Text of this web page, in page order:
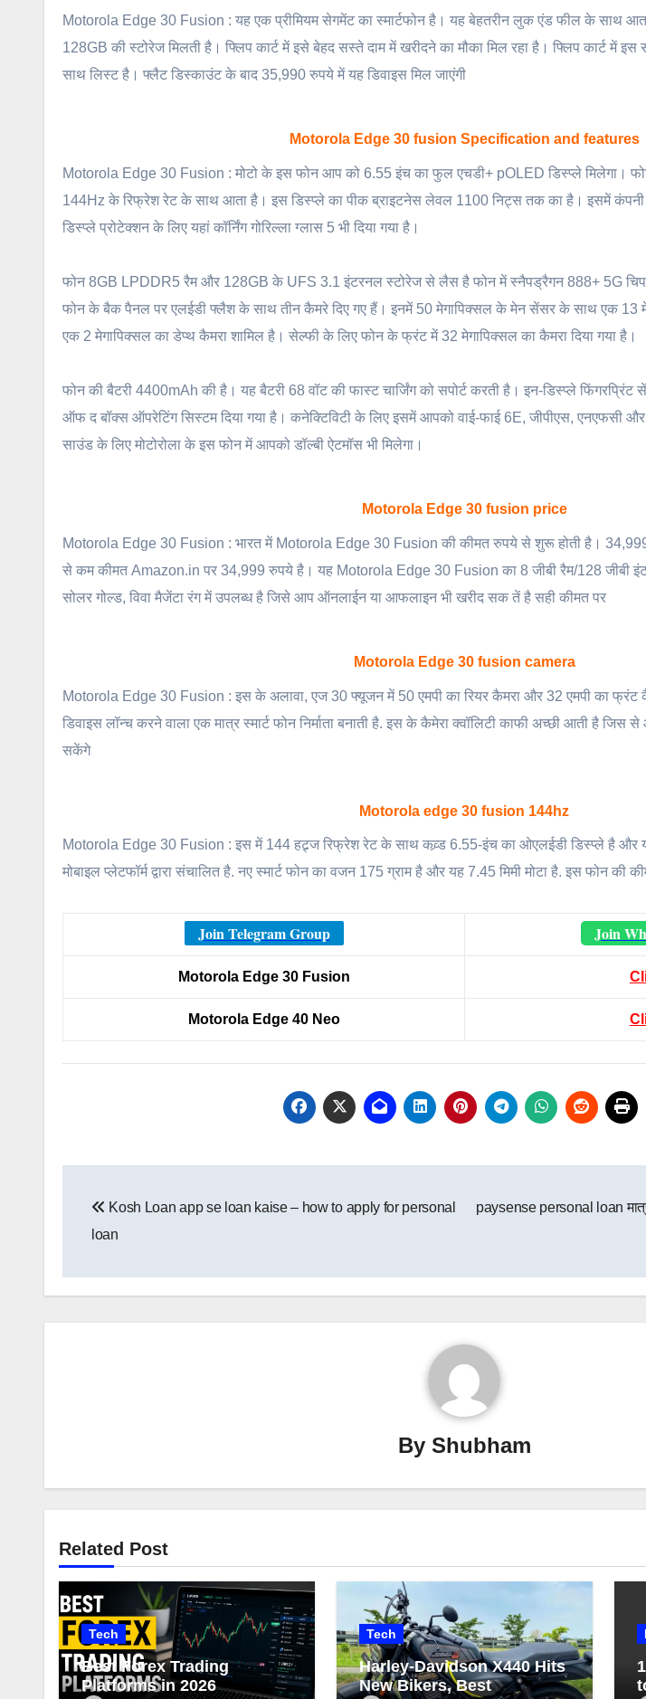
Motorola Edge 30 Fusion : यह एक प्रीमियम सेगमेंट का स्मार्टफोन है। यह बेहतरीन लुक एंड फील के साथ
128GB की स्टोरेज मिलती है। फ्लिप कार्ट में इसे बेहद सस्ते दाम में खरीदने का मौका मिल रहा है। फ्लिप कार्ट में
साथ लिस्ट है। फ्लैट डिस्काउंट के बाद 35,990 रुपये में यह डिवाइस मिल जाएंगी
Motorola Edge 30 fusion Specification and features
Motorola Edge 30 Fusion : मोटो के इस फोन आप को 6.55 इंच का फुल एचडी+ pOLED डिस्प्ले मिलेगा।
144Hz के रिफ्रेश रेट के साथ आता है। इस डिस्प्ले का पीक ब्राइटनेस लेवल 1100 निट्स तक का है। इसमें कंपनी
डिस्प्ले प्रोटेक्शन के लिए यहां कॉर्निंग गोरिल्ला ग्लास 5 भी दिया गया है।
फोन 8GB LPDDR5 रैम और 128GB के UFS 3.1 इंटरनल स्टोरेज से लैस है फोन में स्नैपड्रैगन 888+ 5G
फोन के बैक पैनल पर एलईडी फ्लैश के साथ तीन कैमरे दिए गए हैं। इनमें 50 मेगापिक्सल के मेन सेंसर के साथ एक 13
एक 2 मेगापिक्सल का डेप्थ कैमरा शामिल है। सेल्फी के लिए फोन के फ्रंट में 32 मेगापिक्सल का कैमरा दिया गया है।
फोन की बैटरी 4400mAh की है। यह बैटरी 68 वॉट की फास्ट चार्जिंग को सपोर्ट करती है। इन-डिस्प्ले
ऑफ द बॉक्स ऑपरेटिंग सिस्टम दिया गया है। कनेक्टिविटी के लिए इसमें आपको वाई-फाई 6E, जीपीएस, एनएफसी
साउंड के लिए मोटोरोला के इस फोन में आपको डॉल्बी ऐटमॉस भी मिलेगा।
Motorola Edge 30 fusion price
Motorola Edge 30 Fusion : भारत में Motorola Edge 30 Fusion की कीमत रुपये से शुरू होती है।
से कम कीमत Amazon.in पर 34,999 रुपये है। यह Motorola Edge 30 Fusion का 8 जीबी रैम/128 जीबी
सोलर गोल्ड, विवा मैजेंटा रंग में उपलब्ध है जिसे आप ऑनलाईन या आफलाइन भी खरीद सक तें है सही कीमत पर
Motorola Edge 30 fusion camera
Motorola Edge 30 Fusion : इस के अलावा, एज 30 फ्यूजन में 50 एमपी का रियर कैमरा और 32 एमपी का फ्रंट
डिवाइस लॉन्च करने वाला एक मात्र स्मार्ट फोन निर्माता बनाती है. इस के कैमेरा क्वॉलिटी काफी अच्छी आती है
सकेंगे
Motorola edge 30 fusion 144hz
Motorola Edge 30 Fusion : इस में 144 हट्र्ज रिफ्रेश रेट के साथ कव्र्ड 6.55-इंच का ओएलईडी डिस्प्ले है और
मोबाइल प्लेटफॉर्म द्वारा संचालित है. नए स्मार्ट फोन का वजन 175 ग्राम है और यह 7.45 मिमी मोटा है. इस फोन की
Join Telegram Group Join
Motorola Edge 30 Fusion
Motorola Edge 40 Neo
navigation
Kosh Loan app se loan kaise – how to apply for personal
loan
paysense personal loan
By Shubham
Related Post
Tech
Best Forex Trading
Platforms in 2026
Tech
Harley-Davidson X440 Hits
New Bikers, Best